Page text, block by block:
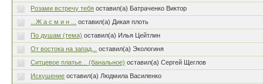
Розами встречу тебя оставил(а) Батраченко Виктор
...Ж а с м и н ...
оставил(а) Дикая плоть
По душам (тема) оставил(а) Илья Цейтлин
От востока на запад...
оставил(а) Экологиня
Ситцевое платье... (банальное) оставил(а) Сергей Щеглов
Искушение оставил(а) Людмила Василенко